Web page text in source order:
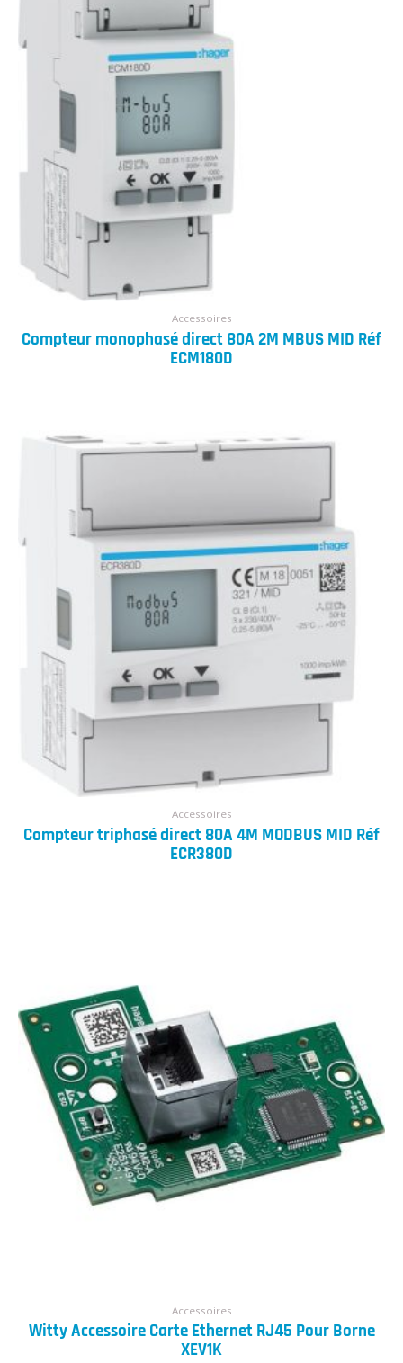
Accessoires
Compteur monophasé direct 80A 2M MBUS MID Réf
ECM180D
Accessoires
Compteur triphasé direct 80A 4M MODBUS MID Réf
ECR380D
Accessoires
Witty Accessoire Carte Ethernet RJ45 Pour Borne
XEV1K